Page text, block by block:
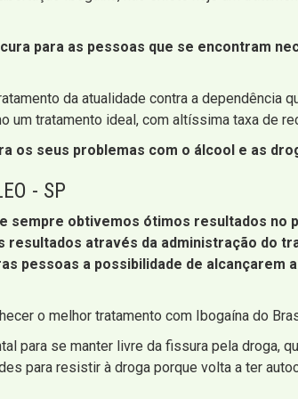
para as pessoas que se encontram
da atualidade contra a dependência
um tratamento ideal, com altíssima taxa de
os seus problemas com o álcool e as
- SP
sempre obtivemos ótimos resultados no
resultados através da administração do
pessoas a possibilidade de alcançarem
o melhor tratamento com Ibogaína do
para se manter livre da fissura pela droga,
para resistir à droga porque volta a ter